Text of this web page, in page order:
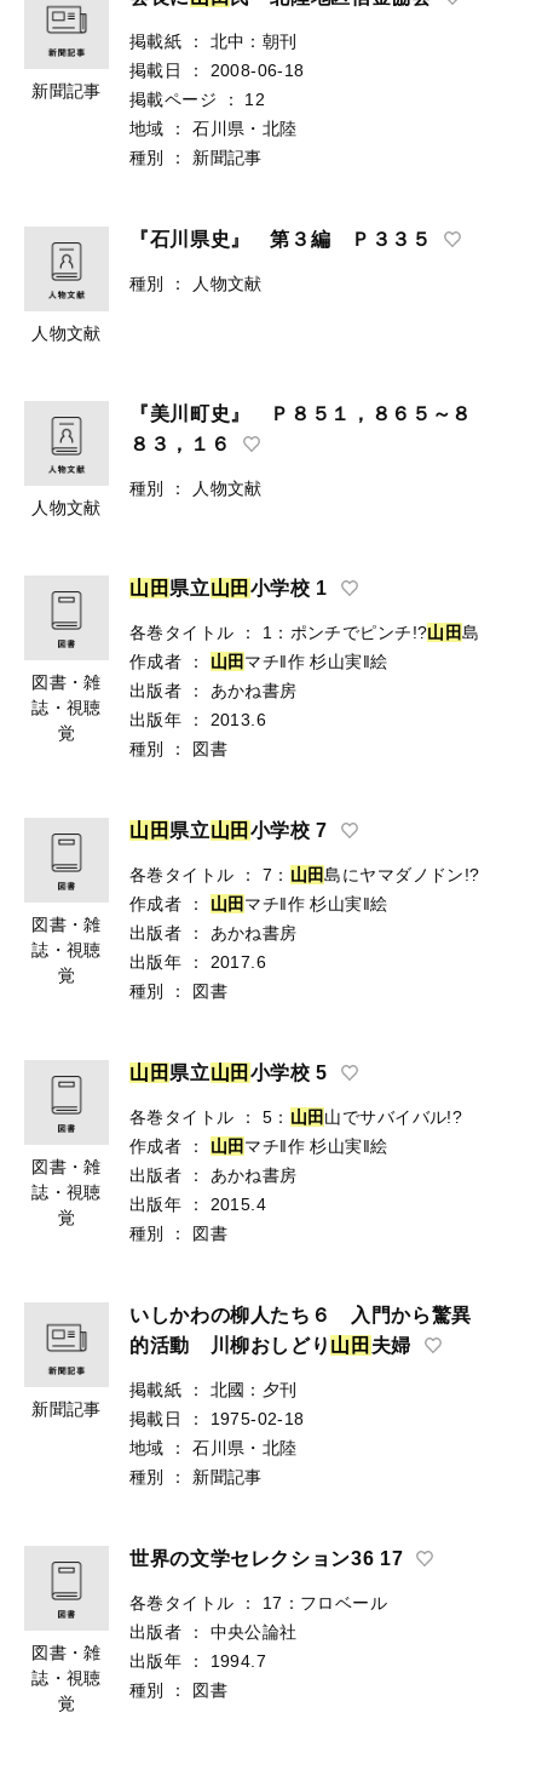
新聞記事
掲載紙 ：
北中：朝刊
掲載日
：
2008-06-18
掲載ページ
：
12
地域
：
石川県・北陸
種別
： 新聞記事
人物文献
『石川県史』 第３編 Ｐ３３５
種別 ： 人物文献
人物文献
『美川町史』 Ｐ８５１，８６５～８
８３，１６
種別 ： 人物文献
図書・雑
誌・視聴
覚
山 田 県立山 田 小学校 1
各巻タイトル ： 1：ポンチでピンチ!?山 田島
作成者
： 山田 マチ‖作 杉山実‖絵
出版者
：
あかね書房
出版年
：
2013.6
種別
： 図書
図書・雑
誌・視聴
覚
山 田 県立山 田 小学校 7
各巻タイトル ： 7： 山田島にヤマダノドン!?
作成者
： 山田 マチ‖作 杉山実‖絵
出版者
：
あかね書房
出版年
：
2017.6
種別
： 図書
図書・雑
誌・視聴
覚
山 田 県立山 田 小学校 5
各巻タイトル ： 5： 山田 山でサバイバル!?
作成者
： 山田 マチ‖作 杉山実‖絵
出版者
：
あかね書房
出版年
：
2015.4
種別
： 図書
新聞記事
いしかわの柳人たち６ 入門から驚異
的活動 川柳おしどり 山 田 夫婦
掲載紙 ：
北國：夕刊
掲載日
：
1975-02-18
地域
：
石川県・北陸
種別
： 新聞記事
図書・雑
誌・視聴
覚
世界の文学セレクション36 17
各巻タイトル ：
17：フロベール
出版者
：
中央公論社
出版年
：
1994.7
種別
： 図書